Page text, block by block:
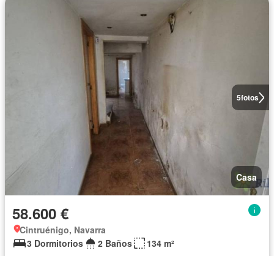
5fotos
Casa
58.600 €
Cintruénigo, Navarra
3 Dormitorios
2 Baños 134 m²